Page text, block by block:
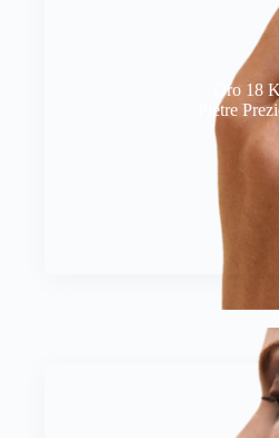
Oro 18
Pietre